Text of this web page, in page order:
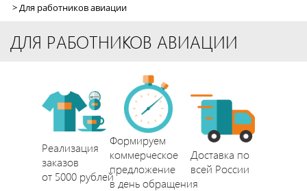
>Для работников авиации
ДЛЯ РАБОТНИКОВ АВИАЦИИ
Реализация
заказов
от 5000 рублей
Формируем
коммерческое
предложение
в день обращения
Доставка по
всей России